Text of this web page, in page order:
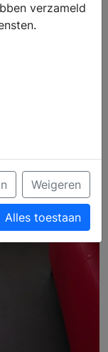
verzameld
Weigeren
Alles toestaan